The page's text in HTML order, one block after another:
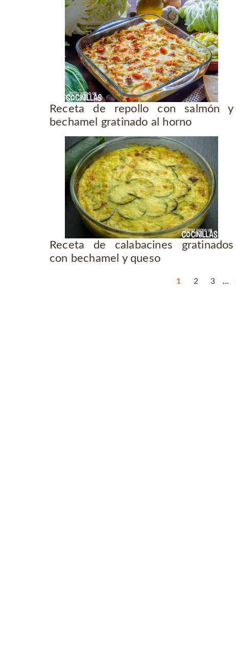
Receta de repollo con salmón y
bechamel gratinado al horno
Receta de calabacines gratinados
con bechamel y queso
1 2 3 …